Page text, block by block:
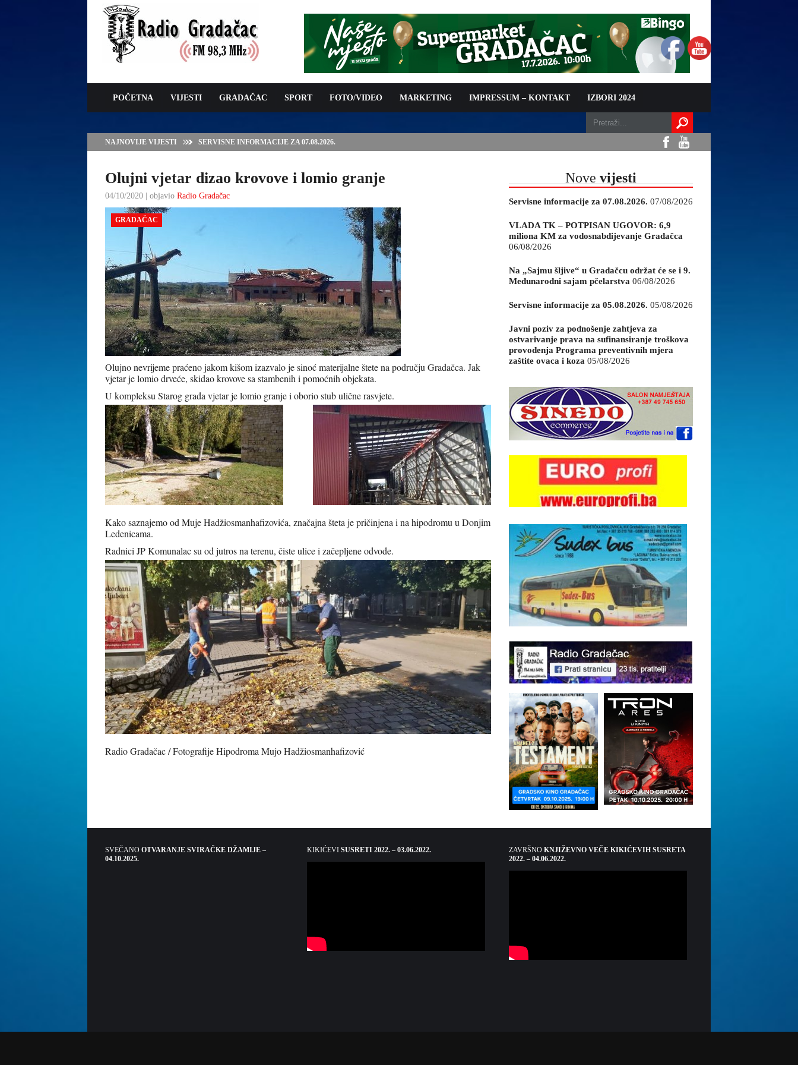
POČETNA VIJESTI GRADAČAC SPORT FOTO/VIDEO MARKETING IMPRESSUM – KONTAKT IZBORI 2024
NAJNOVIJE VIJESTI
VLADA TK – POTPISAN UGOVOR: 6,9 MILIONA KM ZA VODOSNABDIJEVANJE
GRADAČCA
Olujni vjetar dizao krovove i lomio granje
04/10/2020 | objavio Radio Gradačac
GRADAČAC
Olujno nevrijeme praćeno jakom kišom izazvalo je sinoć materijalne štete na području Gradačca. Jak
vjetar je lomio drveće, skidao krovove sa stambenih i pomoćnih objekata.
U kompleksu Starog grada vjetar je lomio granje i oborio stub ulične rasvjete.
Kako saznajemo od Muje Hadžiosmanhafizovića, značajna šteta je pričinjena i na hipodromu u Donjim
Ledenicama.
Radnici JP Komunalac su od jutros na terenu, čiste ulice i začepljene odvode.
Radio Gradačac / Fotografije Hipodroma Mujo Hadžiosmanhafizović
Nove vijesti
Servisne informacije za 07.08.2026. 07/08/2026
VLADA TK – POTPISAN UGOVOR: 6,9
miliona KM za vodosnabdijevanje Gradačca
06/08/2026
Na „Sajmu šljive“ u Gradačcu održat će se i 9.
Međunarodni sajam pčelarstva 06/08/2026
Servisne informacije za 05.08.2026. 05/08/2026
Javni poziv za podnošenje zahtjeva za
ostvarivanje prava na sufinansiranje troškova
provođenja Programa preventivnih mjera
zaštite ovaca i koza 05/08/2026
SVEČANO OTVARANJE SVIRAČKE DŽAMIJE –
04.10.2025.
KIKIĆEVI SUSRETI 2022. – 03.06.2022. ZAVRŠNO KNJIŽEVNO VEČE KIKIĆEVIH SUSRETA
2022. – 04.06.2022.